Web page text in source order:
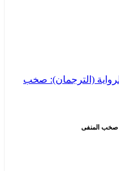
صخب المنفى